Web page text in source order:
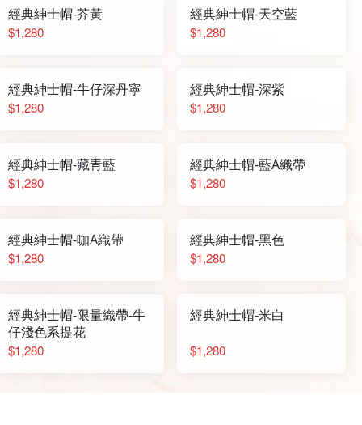
經典紳士帽-芥黃
$1,280
經典紳士帽-天空藍
$1,280
經典紳士帽-牛仔深丹寧
$1,280
經典紳士帽-深紫
$1,280
經典紳士帽-藏青藍
$1,280
經典紳士帽-藍A織帶
$1,280
經典紳士帽-咖A織帶
$1,280
經典紳士帽-黑色
$1,280
經典紳士帽-限量織帶-牛
仔淺色系提花
$1,280
經典紳士帽-米白
$1,280